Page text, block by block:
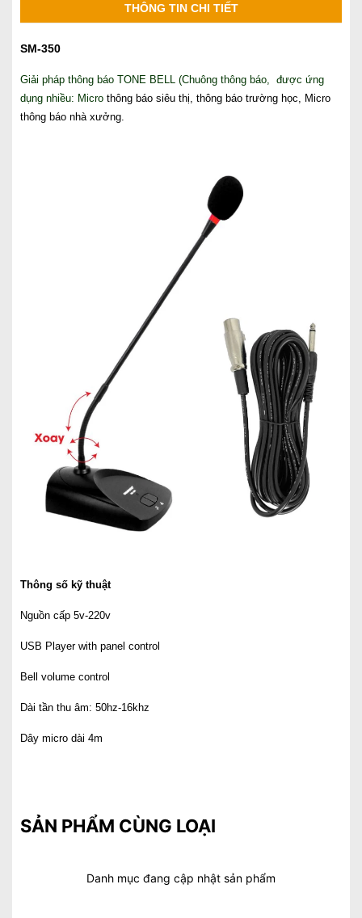
THÔNG TIN CHI TIẾT
SM-350
Giải pháp thông báo TONE BELL (Chuông thông báo, được ứng
dụng nhiều: Micro thông báo siêu thị, thông báo trường học, Micro
thông báo nhà xưởng.
Thông số kỹ thuật
Nguồn cấp 5v-220v
USB Player with panel control
Bell volume control
Dài tần thu âm: 50hz-16khz
Dây micro dài 4m
SẢN PHẨM CÙNG LOẠI
Danh mục đang cập nhật sản phẩm